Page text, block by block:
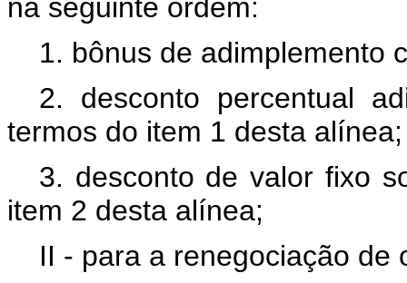
na seguinte ordem:
1. bônus de adimplemento
2. desconto percentual
termos do item 1 desta
3. desconto de valor fixo
item 2 desta alínea;
II - para a renegociação